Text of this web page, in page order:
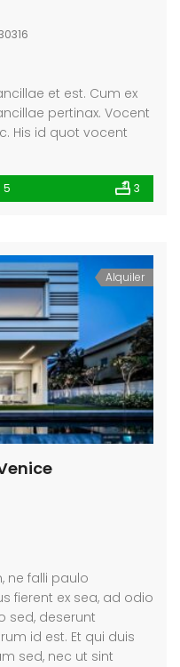
et est. Cum ex
pertinax. Vocent
His id quot vocent
5 3
Alquiler
ne falli paulo
fierent ex sea, ad odio
sed, deserunt
id est. Et qui duis
sed, nec ut sint